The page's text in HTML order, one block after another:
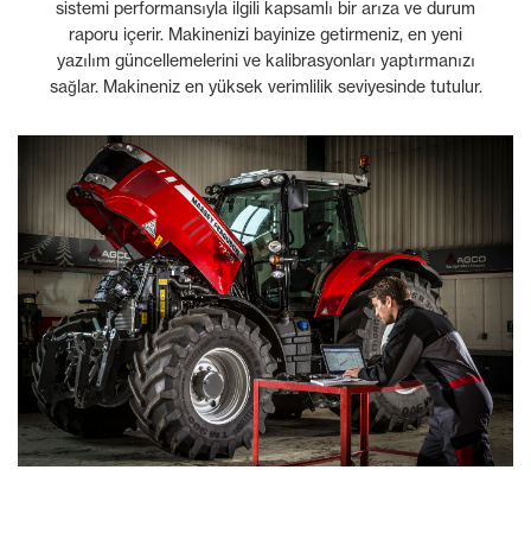
sistemi performansıyla ilgili kapsamlı bir arıza ve durum
raporu içerir. Makinenizi bayinize getirmeniz, en yeni
yazılım güncellemelerini ve kalibrasyonları yaptırmanızı
sağlar. Makineniz en yüksek verimlilik seviyesinde tutulur.